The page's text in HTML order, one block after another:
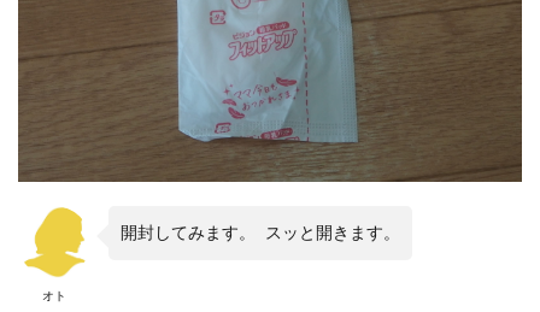
オト
開封してみます。 スッと開きます。